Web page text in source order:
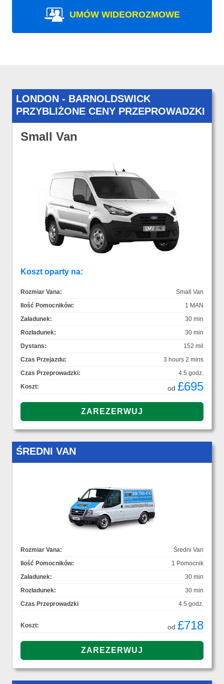
UMÓW WIDEOROZMOWE
LONDON - BARNOLDSWICK
PRZYBLIŻONE CENY PRZEPROWADZKI
Small Van
Koszt oparty na:
Rozmiar Vana:
Small Van
Ilość Pomocników:
1 MAN
Załadunek:
30 min
Rozładunek:
30 min
Dystans:
152 mil
Czas Przejazdu:
3 hours 2 mins
Czas Przeprowadzki:
4.5 godz.
Koszt:
od £695
ŚREDNI VAN
Rozmiar Vana:
Średni Van
Ilość Pomocników:
1 Pomocnik
Załadunek:
30 min
Rozładunek:
30 min
Czas Przeprowadzki
4.5 godz.
Koszt: od £718